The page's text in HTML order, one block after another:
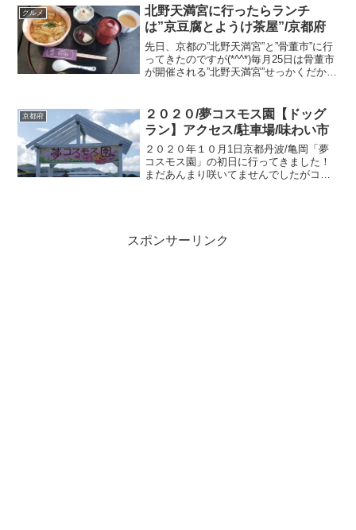
がどこに車をとめていいかわからなくて
あれ...
グルメ
北野天満宮に行ったらランチ
は”京豆腐とようけ茶屋”/京都府
先日、京都の”北野天満宮”と”骨董市”に行
ってきたのですが(*^^*)毎月25日は骨董市
が開催される”北野天満宮”せっかくだか
꙳✧˖°⌖꙳✧˖°⌖꙳✧˖°⌖꙳✧˖°⌖꙳✧...
京都府
２０２０/夢コスモス園【ドッグ
ラン】アクセス/駐車場/味わい市
２０２０年１０月1日京都丹波/亀岡「夢
コスモス園」の初日に行ってきました！
まだあんまり咲いてませんでしたがコス
スポンサーリンク